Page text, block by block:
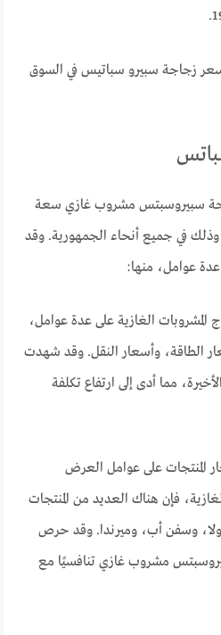
زجاجة سبيرو سباتيس في السوق
سبيروسبتس مشروب غازي سعة
وذلك في جميع أنحاء الجمهورية. وقد
عوامل، منها:
المشروبات الغازية على عدة عوامل،
الطاقة، وأسعار النقل. وقد شهدت
مما أدى إلى ارتفاع تكلفة
المنتجات على عوامل العرض
فإن هناك العديد من المنتجات
وسفن أب، وميرندا. وقد حرص
مشروب غازي تنافسيًا مع